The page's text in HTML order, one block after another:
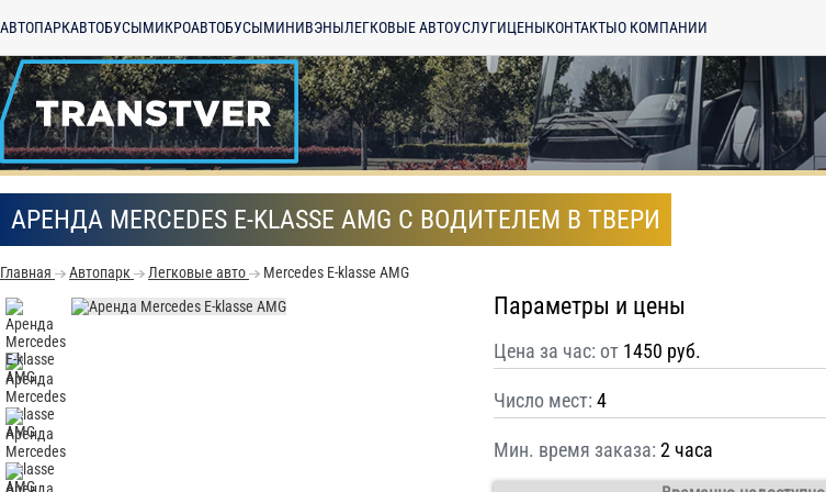
АВТОПАРКАВТОБУСЫМИКРОАВТОБУСЫМИНИВЭНЫЛЕГКОВЫЕ АВТОУСЛУГИЦЕНЫКОНТАКТЫО КОМПАНИИ
АРЕНДА MERCEDES E-KLASSE AMG С ВОДИТЕЛЕМ В ТВЕРИ
Главная Автопарк Легковые авто Mercedes E-klasse AMG
Параметры и цены
Цена за час: от 1450 руб.
Число мест: 4
Мин. время заказа: 2 часа
Политикой конфиденциальностиознакомлен(а), даю